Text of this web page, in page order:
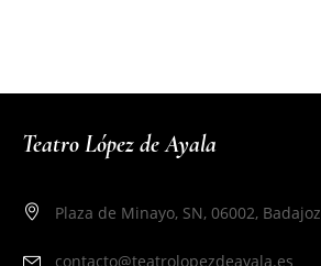
Teatro López de Ayala
Plaza de Minayo, SN, 06002, Badajoz
contacto@teatrolopezdeayala.es